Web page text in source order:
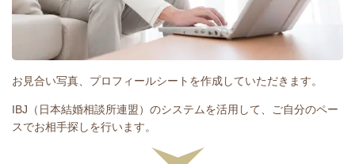
お見合い写真、プロフィールシートを作成していただきます。
IBJ（日本結婚相談所連盟）のシステムを活用して、ご自分のペー
スでお相手探しを行います。